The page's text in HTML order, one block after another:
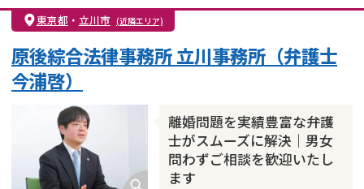
親権・面会交流権
DV
モラハラ
不貞・不倫慰謝料請求
国際離婚
財産分与
内縁の夫婦 熟年離婚
東京都 ・ 立川市 (近隣エリア)
離婚問題を実績豊富な弁護
士がスムーズに解決｜男女
問わずご相談を歓迎いたし
ます
原後綜合法律事務所 立川事務所（弁護士
今浦啓）